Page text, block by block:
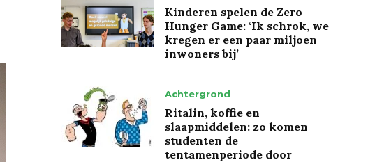
Kinderen spelen de Zero
Hunger Game: ‘Ik schrok, we
kregen er een paar miljoen
inwoners bij’
Achtergrond
Ritalin, koffie en
slaapmiddelen: zo komen
studenten de
tentamenperiode door